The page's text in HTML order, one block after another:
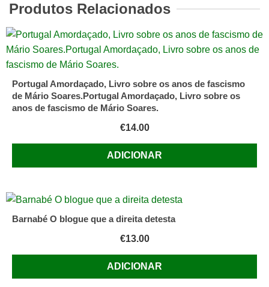
Nova
Era
-
Reflexões
Estratégia
III
dos
Produtos Relacionados
Portugal Amordaçado, Livro sobre os anos de fascismo
de Mário Soares.Portugal Amordaçado, Livro sobre os
anos de fascismo de Mário Soares.
€14.00
ADICIONAR
Barnabé O blogue que a direita detesta
€13.00
ADICIONAR